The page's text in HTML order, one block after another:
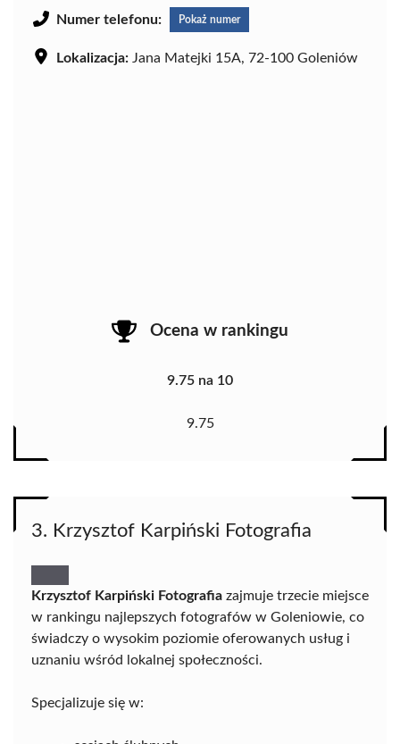
Numer telefonu: Pokaż numer
Lokalizacja: Jana Matejki 15A, 72-100 Goleniów
Ocena w rankingu
9.75 na 10
9.75
3. Krzysztof Karpiński Fotografia
Krzysztof Karpiński Fotografia zajmuje trzecie miejsce
w rankingu najlepszych fotografów w Goleniowie, co
świadczy o wysokim poziomie oferowanych usług i
uznaniu wśród lokalnej społeczności.
Specjalizuje się w: